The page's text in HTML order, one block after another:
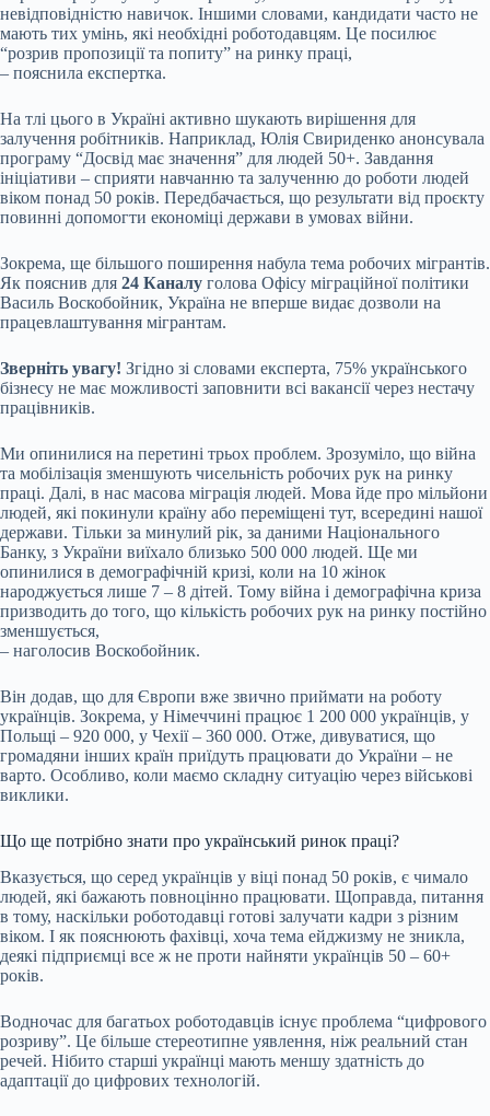
невідповідністю навичок. Іншими словами, кандидати часто не
мають тих умінь, які необхідні роботодавцям. Це посилює
“розрив пропозиції та попиту” на ринку праці,
– пояснила експертка.
На тлі цього в Україні активно шукають вирішення для
залучення робітників. Наприклад, Юлія Свириденко анонсувала
програму “Досвід має значення” для людей 50+. Завдання
ініціативи – сприяти навчанню та залученню до роботи людей
віком понад 50 років. Передбачається, що результати від проєкту
повинні допомогти економіці держави в умовах війни.
Зокрема, ще більшого поширення набула тема робочих мігрантів.
Як пояснив для 24 Каналу голова Офісу міграційної політики
Василь Воскобойник, Україна не вперше видає дозволи на
працевлаштування мігрантам.
Зверніть увагу! Згідно зі словами експерта, 75% українського
бізнесу не має можливості заповнити всі вакансії через нестачу
працівників.
Ми опинилися на перетині трьох проблем. Зрозуміло, що війна
та мобілізація зменшують чисельність робочих рук на ринку
праці. Далі, в нас масова міграція людей. Мова йде про мільйони
людей, які покинули країну або переміщені тут, всередині нашої
держави. Тільки за минулий рік, за даними Національного
Банку, з України виїхало близько 500 000 людей. Ще ми
опинилися в демографічній кризі, коли на 10 жінок
народжується лише 7 – 8 дітей. Тому війна і демографічна криза
призводить до того, що кількість робочих рук на ринку постійно
зменшується,
– наголосив Воскобойник.
Він додав, що для Європи вже звично приймати на роботу
українців. Зокрема, у Німеччині працює 1 200 000 українців, у
Польщі – 920 000, у Чехії – 360 000. Отже, дивуватися, що
громадяни інших країн приїдуть працювати до України – не
варто. Особливо, коли маємо складну ситуацію через військові
виклики.
Що ще потрібно знати про український ринок праці?
Вказується, що серед українців у віці понад 50 років, є чимало
людей, які бажають повноцінно працювати. Щоправда, питання
в тому, наскільки роботодавці готові залучати кадри з різним
віком. І як пояснюють фахівці, хоча тема ейджизму не зникла,
деякі підприємці все ж не проти найняти українців 50 – 60+
років.
Водночас для багатьох роботодавців існує проблема “цифрового
розриву”. Це більше стереотипне уявлення, ніж реальний стан
речей. Нібито старші українці мають меншу здатність до
адаптації до цифрових технологій.